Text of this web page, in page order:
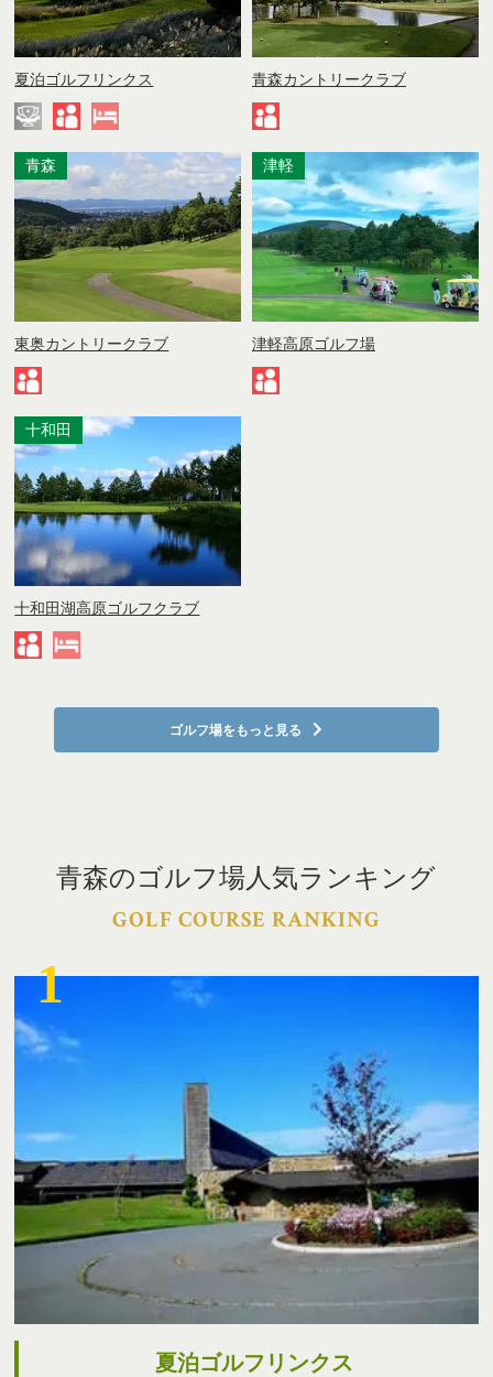
夏泊ゴルフリンクス 青森カントリークラブ
青森
東奥カントリークラブ
津軽
津軽高原ゴルフ場
十和田
十和田湖高原ゴルフクラブ
ゴルフ場をもっと見る
青森のゴルフ場人気ランキング
GOLF COURSE RANKING
1
夏泊ゴルフリンクス